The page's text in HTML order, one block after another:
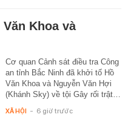
Khoa và
Cơ quan Cảnh sát điều tra Công
an tỉnh Bắc Ninh đã khởi tố Hồ
Văn Khoa và Nguyễn Văn Hợi
(Khánh Sky) về tội Gây rối trật…
XÃ HỘI - 6 giờ trước